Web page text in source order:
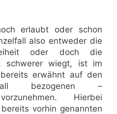
erlaubt oder schon
also entweder die
oder doch die
schwerer wiegt, ist im
erwähnt auf den
bezogenen –
Hierbei
vorhin genannten